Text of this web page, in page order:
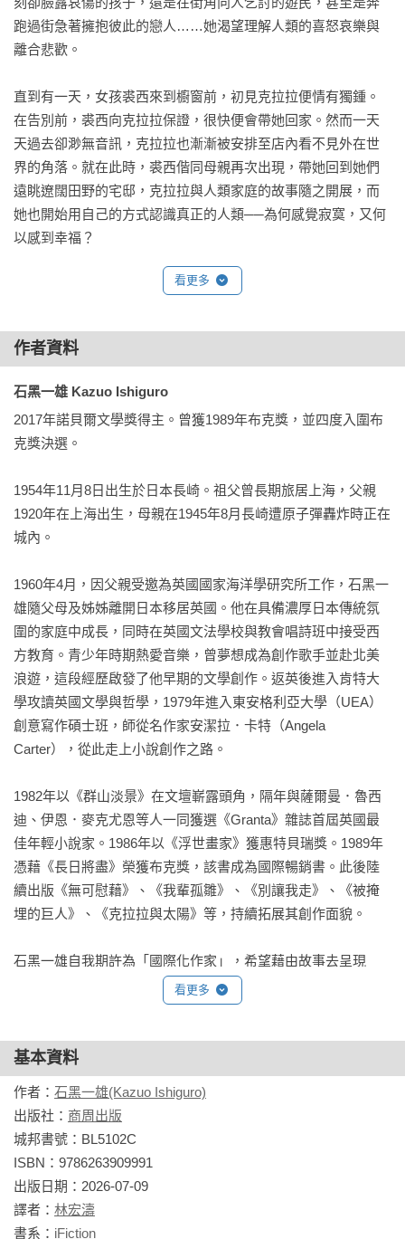
跑過街急著擁抱彼此的戀人……她渴望理解人類的喜怒哀樂與
離合悲歡。
直到有一天，女孩裘西來到櫥窗前，初見克拉拉便情有獨鍾。
在告別前，裘西向克拉拉保證，很快便會帶她回家。然而一天
天過去卻渺無音訊，克拉拉也漸漸被安排至店內看不見外在世
界的角落。就在此時，裘西偕同母親再次出現，帶她回到她們
遠眺遼闊田野的宅邸，克拉拉與人類家庭的故事隨之開展，而
她也開始用自己的方式認識真正的人類──為何感覺寂寞，又何
以感到幸福？
「人的心，就像是一棟有許多房間的屋子。
房間。」
觀察側重、情感運作與思考模式，理解周遭的人類與他們的故
事。一個模擬人性的機器人在被啟動之後，便有如進入社會化
歷程。當克拉拉詮釋的「我」牽引讀者看往人心的盡頭，或將
「這是一部關於人心的小說，從他方而來，對此時此地的你我
切切低語。真實與奇幻交錯的世界，終究掙脫不了人性的枷
▋本書特色
★諾貝爾文學獎得主，書寫「記憶」與「遺忘」的大師｜英籍
日裔的石黑一雄是當代英語文學巨擘，作品主題廣泛，橫跨中
世紀傳奇、戰後日本、反烏托邦，貫通其中的核心關懷，是人
類透過記憶，想留下什麼、忘卻什麼？歷史作為記憶，對於人
類的影響又是什麼？細膩文筆刻劃普遍的人性與情感經驗，超
越身分與疆界限制。
★譯本全新修訂校對，重現名家寫作功力｜讀者好評不斷的經
典作品，全新修訂版傾力呈現原文韻味，帶領讀者體認石黑一
雄表面平淡內斂、內裡卻深刻濃烈的寫作風格。
★精緻插畫主視覺，硬皮精裝珍藏版｜新版採用插畫作為系列
視覺，以單一物件提煉全書精神，硬殼精裝提升分量感，32開
衣，以質樸手感呼應作者文字風采，邀請讀者進入石黑一雄的
★作家吳明益專文導讀，深度解析「石黑一雄」｜吳明益身為
石黑一雄的長年書迷，亦為跨領域創作者，為讀者深入介紹石
黑一雄寫作生涯各時期的作品主題、書寫關懷、風格演進與閱
讀切入點。
看更多
作者資料
石黑一雄 Kazuo Ishiguro
2017年諾貝爾文學獎得主。曾獲1989年布克獎，並四度入圍布
克獎決選。
1954年11月8日出生於日本長崎。祖父曾長期旅居上海，父親
1920年在上海出生，母親在1945年8月長崎遭原子彈轟炸時正在
城內。
1960年4月，因父親受邀為英國國家海洋學研究所工作，石黑一
雄隨父母及姊姊離開日本移居英國。他在具備濃厚日本傳統氛
圍的家庭中成長，同時在英國文法學校與教會唱詩班中接受西
方教育。青少年時期熱愛音樂，曾夢想成為創作歌手並赴北美
浪遊，這段經歷啟發了他早期的文學創作。返英後進入肯特大
學攻讀英國文學與哲學，1979年進入東安格利亞大學（UEA）
創意寫作碩士班，師從名作家安潔拉．卡特（Angela
Carter），從此走上小說創作之路。
1982年以《群山淡景》在文壇嶄露頭角，隔年與薩爾曼．魯西
迪、伊恩．麥克尤恩等人一同獲選《Granta》雜誌首屆英國最
佳年輕小說家。1986年以《浮世畫家》獲惠特貝瑞獎。1989年
憑藉《長日將盡》榮獲布克獎，該書成為國際暢銷書。此後陸
續出版《無可慰藉》、《我輩孤雛》、《別讓我走》、《被掩
埋的巨人》、《克拉拉與太陽》等，持續拓展其創作面貌。
石黑一雄自我期許為「國際化作家」，希望藉由故事去呈現
「對於世界上各種不同文化背景的人們，都具有重要意義的生
活景象」。他的文字典雅克制，敘事表面冷靜平和，底層卻湧
瞞，以及時間、失落與人心深處難以言明的哀傷。諾貝爾授獎
詞讚譽他的作品：「在充滿強大情感力量的小說中，揭開了在
我們自以為與世間萬物有所連結的幻覺底下，那個無盡的深
淵。」
相關著作：《夜曲【精裝珍藏版】（諾貝爾文學獎得主石黑一
雄唯一短篇作品集）》《浮世畫家【精裝珍藏版】（諾貝爾文
學獎得主石黑一雄，戰後日本記憶名作）》《別讓我走【精裝
看更多
基本資料
作者： 石黑一雄(Kazuo Ishiguro)
出版社： 商周出版
城邦書號：BL5102C
ISBN：9786263909991
出版日期：2026-07-09
譯者： 林宏濤
書系： iFiction